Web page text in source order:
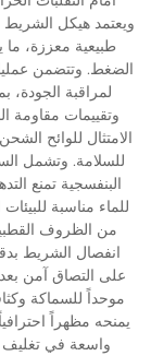
ويعتمد هيكل الشريط
طبيعية معززة، ما
الضغط. وتتضمن
لمراقبة الجودة،
وتقييمات مقاومة
الامتثال للوائح
للسلامة. وتشمل
البنفسجية تمنع
للماء مناسبة
من الظروف
انفصال الشريط
على التصاق آمن بعد
موحداً للسماكة
يمنحه مظهراً
واسعة في تغليف